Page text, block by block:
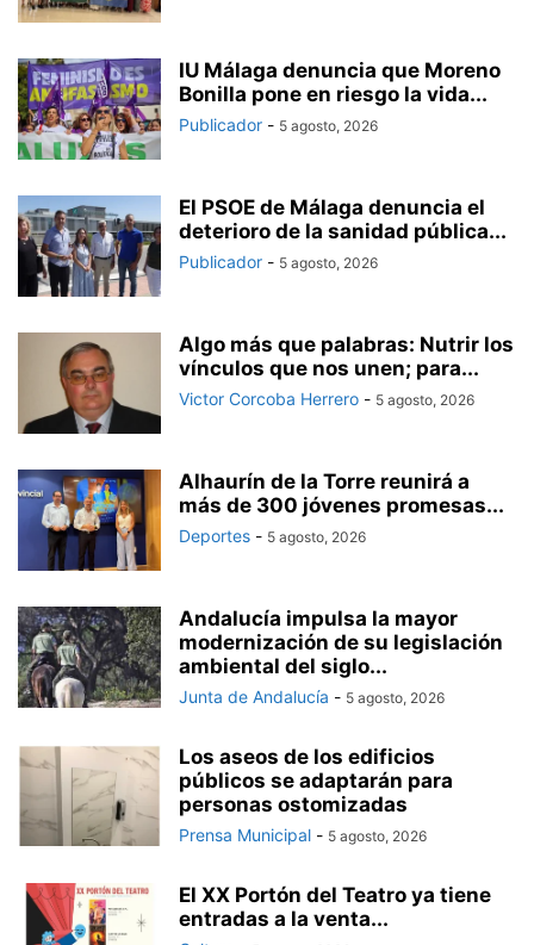
IU Málaga denuncia que Moreno
Bonilla pone en riesgo la vida...
Publicador - 5 agosto, 2026
El PSOE de Málaga denuncia el
deterioro de la sanidad pública...
Publicador - 5 agosto, 2026
Algo más que palabras: Nutrir los
vínculos que nos unen; para...
Victor Corcoba Herrero - 5 agosto, 2026
Alhaurín de la Torre reunirá a
más de 300 jóvenes promesas...
Deportes - 5 agosto, 2026
Andalucía impulsa la mayor
modernización de su legislación
ambiental del siglo...
Junta de Andalucía - 5 agosto, 2026
Los aseos de los edificios
públicos se adaptarán para
personas ostomizadas
Prensa Municipal - 5 agosto, 2026
El XX Portón del Teatro ya tiene
entradas a la venta...